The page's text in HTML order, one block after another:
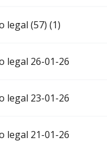
legal (57) (1)
legal 26-01-26
legal 23-01-26
legal 21-01-26